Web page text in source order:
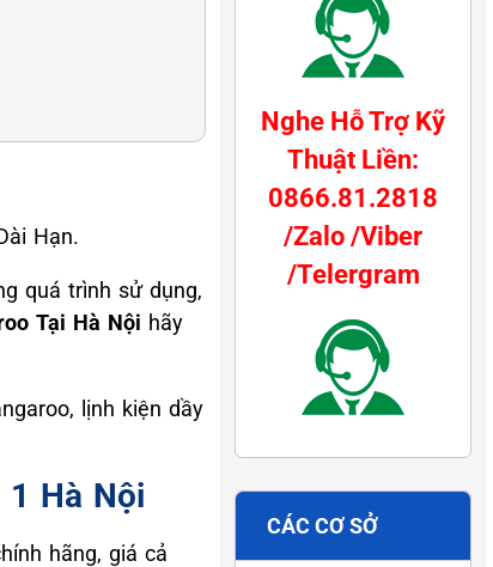
Hạn.
quá trình sử dụng,
Tại Hà Nội hãy
lịnh kiện dầy
1 Hà Nội
hãng, giá cả
Nghe Hỗ Trợ Kỹ
Thuật Liền:
0866.81.2818
/Zalo /Viber
/Telergram
CÁC CƠ SỞ